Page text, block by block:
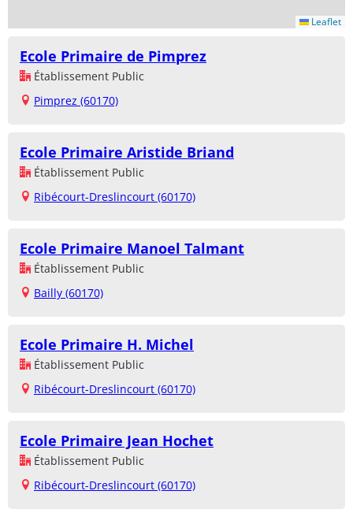
Leaflet
Ecole Primaire de Pimprez
Établissement Public
Pimprez (60170)
Ecole Primaire Aristide Briand
Établissement Public
Ribécourt-Dreslincourt (60170)
Ecole Primaire Manoel Talmant
Établissement Public
Bailly (60170)
Ecole Primaire H. Michel
Établissement Public
Ribécourt-Dreslincourt (60170)
Ecole Primaire Jean Hochet
Établissement Public
Ribécourt-Dreslincourt (60170)